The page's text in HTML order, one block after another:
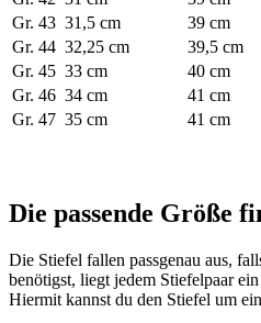
Gr. 43 31,5 cm 39 cm
Gr. 44 32,25 cm 39,5 cm
Gr. 45 33 cm 40 cm
Gr. 46 34 cm 41 cm
Gr. 47 35 cm 41 cm
Die passende Größe
Die Stiefel fallen passgenau aus,
benötigst, liegt jedem Stiefelpaar
Hiermit kannst du den Stiefel um